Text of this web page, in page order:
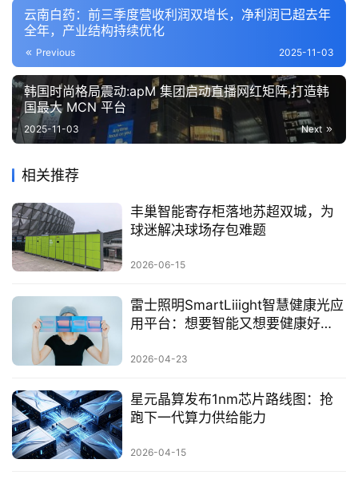
云南白药：前三季度营收利润双增长，净利润已超去年
全年，产业结构持续优化
Previous 2025-11-03
韩国时尚格局震动:apM 集团启动直播网红矩阵,打造韩
国最大 MCN 平台
Next
2025-11-03
相关推荐
丰巢智能寄存柜落地苏超双城，为
球迷解决球场存包难题
2026-06-15
雷士照明SmartLiiight智慧健康光应
用平台：想要智能又想要健康好
2026-04-23
星元晶算发布1nm芯片路线图：抢
跑下一代算力供给能力
2026-04-15